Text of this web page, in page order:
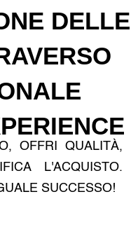
DELLE
OFFRI QUALITÀ,
L'ACQUISTO.
SUCCESSO!